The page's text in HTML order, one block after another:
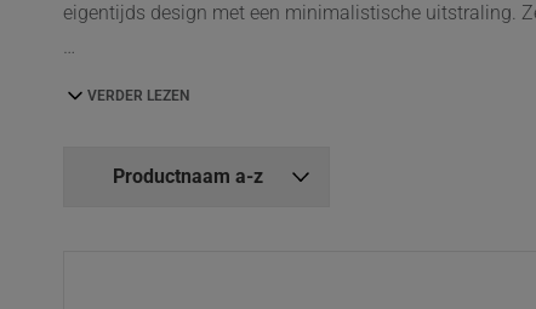
eigentijds design met een minimalistische uitstraling.
VERDER LEZEN